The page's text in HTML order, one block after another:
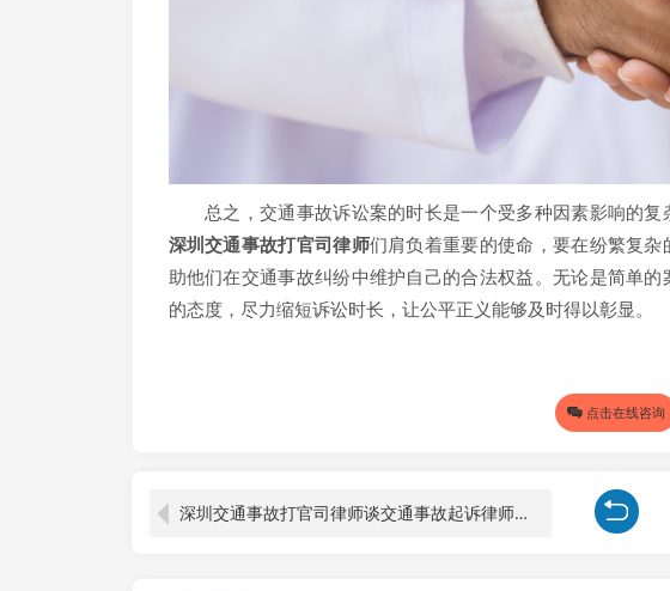
总之，交通事故诉讼案的时长是一个受多种因素影响的复
深圳交通事故打官司律师们肩负着重要的使命，要在纷繁复
助他们在交通事故纠纷中维护自己的合法权益。无论是简单
的态度，尽力缩短诉讼时长，让公平正义能够及时得以彰显。
点击在线咨询
深圳交通事故打官司律师谈交通事故起诉律师费的承担问题